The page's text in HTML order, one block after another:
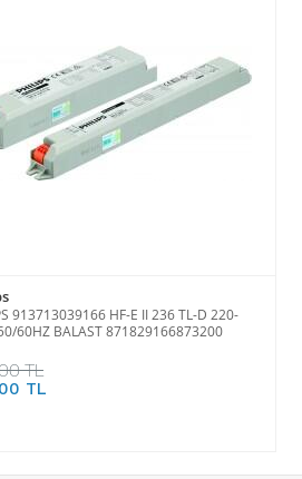
913713039166 HF-E II 236 TL-D 220-
60HZ BALAST 871829166873200
TL
TL